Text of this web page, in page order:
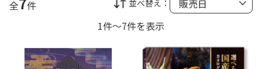
全 件 並べ替え：
1件～7件を表示